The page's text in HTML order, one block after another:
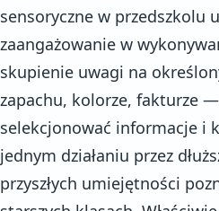
sensoryczne w przedszkolu
zaangażowanie w
skupienie uwagi na
zapachu, kolorze, fakturze
selekcjonować informacje i
jednym działaniu przez
przyszłych umiejętności